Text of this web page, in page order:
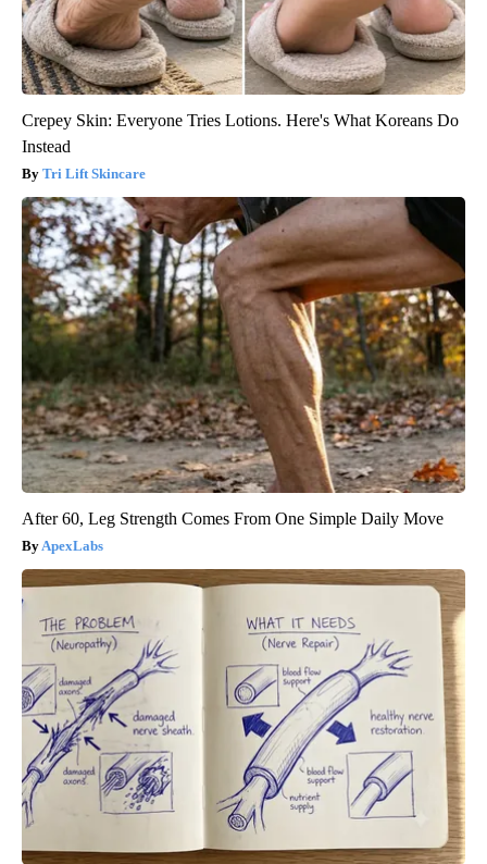
Crepey Skin: Everyone Tries Lotions. Here's What Koreans Do
Instead
Tri Lift Skincare
After 60, Leg Strength Comes From One Simple Daily Move
ApexLabs